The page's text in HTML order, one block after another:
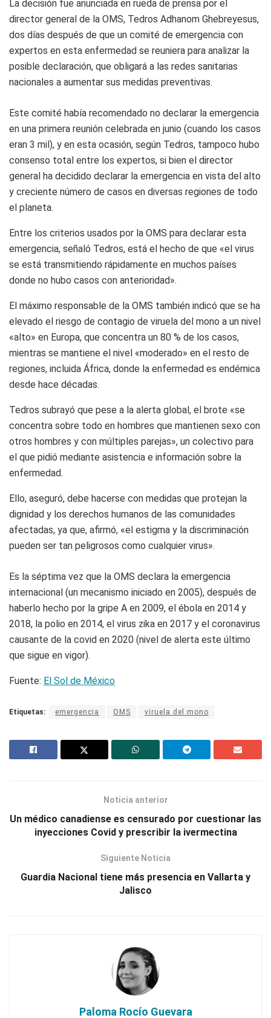
La decisión fue anunciada en rueda de prensa por el
director general de la OMS, Tedros Adhanom Ghebreyesus,
dos días después de que un comité de emergencia con
expertos en esta enfermedad se reuniera para analizar la
posible declaración, que obligará a las redes sanitarias
nacionales a aumentar sus medidas preventivas.
Este comité había recomendado no declarar la emergencia
en una primera reunión celebrada en junio (cuando los casos
eran 3 mil), y en esta ocasión, según Tedros, tampoco hubo
consenso total entre los expertos, si bien el director
general ha decidido declarar la emergencia en vista del alto
y creciente número de casos en diversas regiones de todo
el planeta.
Entre los criterios usados por la OMS para declarar esta
emergencia, señaló Tedros, está el hecho de que «el virus
se está transmitiendo rápidamente en muchos países
donde no hubo casos con anterioridad».
El máximo responsable de la OMS también indicó que se ha
elevado el riesgo de contagio de viruela del mono a un nivel
«alto» en Europa, que concentra un 80 % de los casos,
mientras se mantiene el nivel «moderado» en el resto de
regiones, incluida África, donde la enfermedad es endémica
desde hace décadas.
Tedros subrayó que pese a la alerta global, el brote «se
concentra sobre todo en hombres que mantienen sexo con
otros hombres y con múltiples parejas», un colectivo para
el que pidió mediante asistencia e información sobre la
enfermedad.
Ello, aseguró, debe hacerse con medidas que protejan la
dignidad y los derechos humanos de las comunidades
afectadas, ya que, afirmó, «el estigma y la discriminación
pueden ser tan peligrosos como cualquier virus».
Es la séptima vez que la OMS declara la emergencia
internacional (un mecanismo iniciado en 2005), después de
haberlo hecho por la gripe A en 2009, el ébola en 2014 y
2018, la polio en 2014, el virus zika en 2017 y el coronavirus
causante de la covid en 2020 (nivel de alerta este último
que sigue en vigor).
Fuente: El Sol de México
Etiquetas: emergencia OMS viruela del mono
Noticia anterior
Un médico canadiense es censurado por cuestionar las
inyecciones Covid y prescribir la ivermectina
Siguiente Noticia
Guardia Nacional tiene más presencia en Vallarta y
Jalisco
Paloma Rocío Guevara